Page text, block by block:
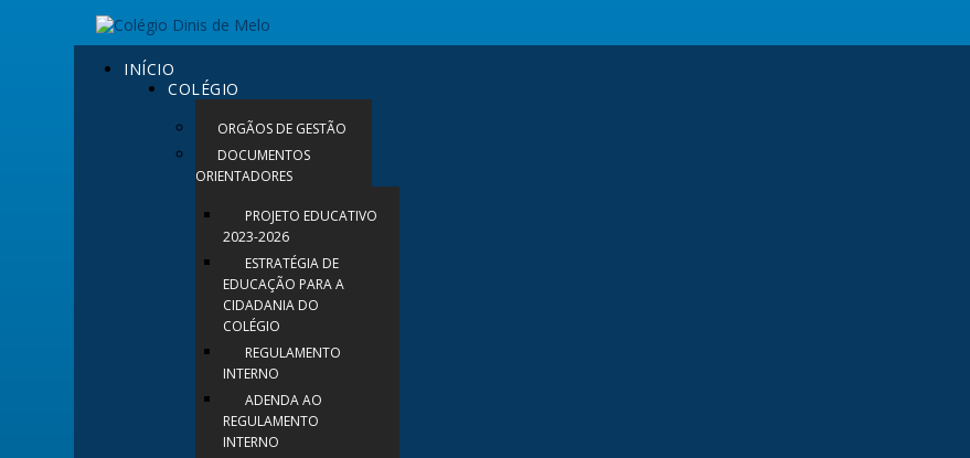
INÍCIO
COLÉGIO
ORGÃOS DE GESTÃO
DOCUMENTOS
ORIENTADORES
PROJETO EDUCATIVO
2023-2026
ESTRATÉGIA DE
EDUCAÇÃO PARA A
CIDADANIA DO
COLÉGIO
REGULAMENTO
INTERNO
ADENDA AO
REGULAMENTO
INTERNO